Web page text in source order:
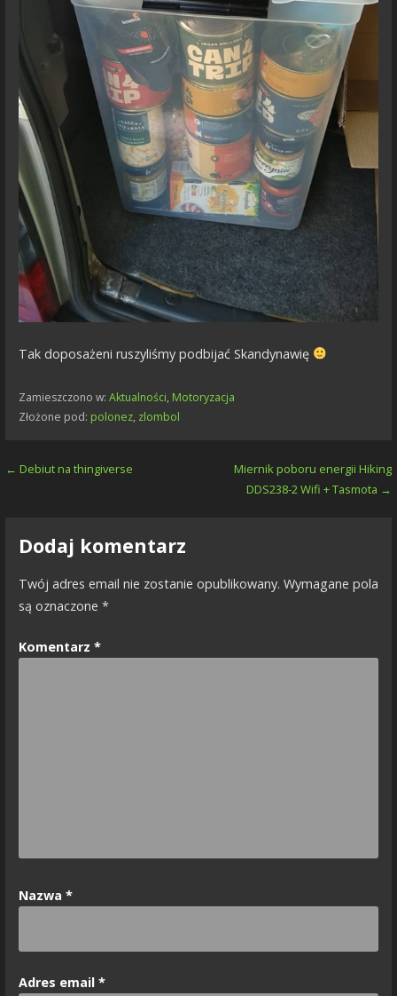
Tak doposażeni ruszyliśmy podbijać Skandynawię
Zamieszczono w: Aktualności, Motoryzacja
Złożone pod: polonez, zlombol
Nawigacja
← Debiut na thingiverse
Miernik poboru energii Hiking
DDS238-2 Wifi + Tasmota →
Dodaj komentarz
Twój adres email nie zostanie opublikowany. Wymagane pola
są oznaczone *
Komentarz *
Nazwa *
Adres email *